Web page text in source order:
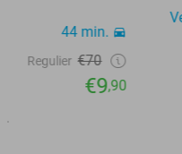
44 min.
Regulier €70
€9,90